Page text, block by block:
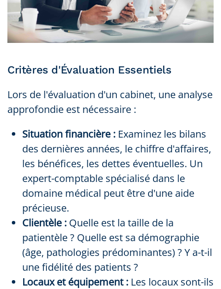
Critères d'Évaluation Essentiels
Lors de l'évaluation d'un cabinet, une analyse
approfondie est nécessaire :
Situation financière : Examinez les bilans
des dernières années, le chiffre d'affaires,
les bénéfices, les dettes éventuelles. Un
expert-comptable spécialisé dans le
domaine médical peut être d'une aide
précieuse.
Clientèle : Quelle est la taille de la
patientèle ? Quelle est sa démographie
(âge, pathologies prédominantes) ? Y a-t-il
une fidélité des patients ?
Locaux et équipement : Les locaux sont-ils